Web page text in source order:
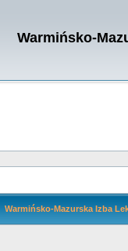
Warmińsko-
Warmińsko-Mazurska Izba